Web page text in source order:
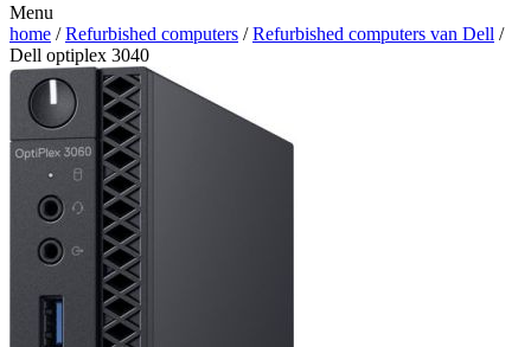
Menu
home /Refurbished computers /Refurbished computers van Dell /
Dell optiplex 3040